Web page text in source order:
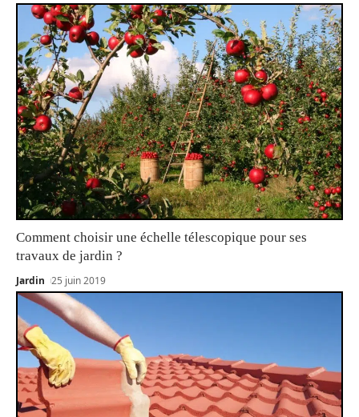
Comment choisir une échelle télescopique pour ses
travaux de jardin ?
Jardin 25 juin 2019